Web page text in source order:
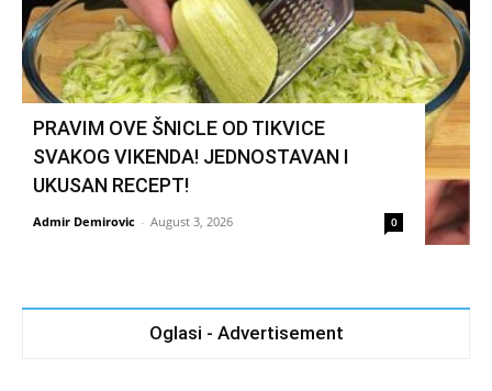
PRAVIM OVE ŠNICLE OD TIKVICE
SVAKOG VIKENDA! JEDNOSTAVAN I
UKUSAN RECEPT!
Admir Demirovic - August 3, 2026 0
Oglasi - Advertisement